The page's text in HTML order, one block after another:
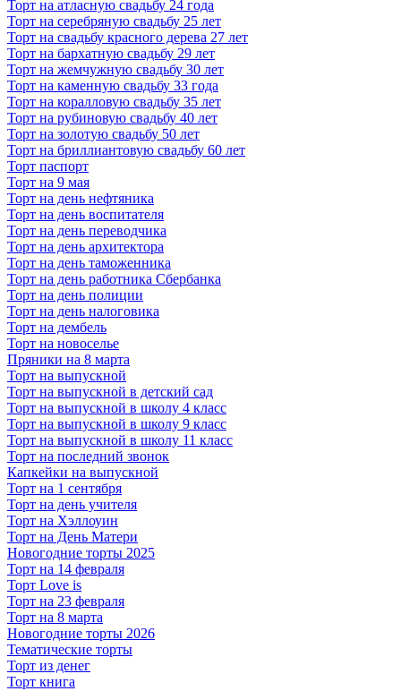
Торт на атласную свадьбу 24 года
Торт на серебряную свадьбу 25 лет
Торт на свадьбу красного дерева 27 лет
Торт на бархатную свадьбу 29 лет
Торт на жемчужную свадьбу 30 лет
Торт на каменную свадьбу 33 года
Торт на коралловую свадьбу 35 лет
Торт на рубиновую свадьбу 40 лет
Торт на золотую свадьбу 50 лет
Торт на бриллиантовую свадьбу 60 лет
Торт паспорт
Торт на 9 мая
Торт на день нефтяника
Торт на день воспитателя
Торт на день переводчика
Торт на день архитектора
Торт на день таможенника
Торт на день работника Сбербанка
Торт на день полиции
Торт на день налоговика
Торт на дембель
Торт на новоселье
Пряники на 8 марта
Торт на выпускной
Торт на выпускной в детский сад
Торт на выпускной в школу 4 класс
Торт на выпускной в школу 9 класс
Торт на выпускной в школу 11 класс
Торт на последний звонок
Капкейки на выпускной
Торт на 1 сентября
Торт на день учителя
Торт на Хэллоуин
Торт на День Матери
Новогодние торты 2025
Торт на 14 февраля
Торт Love is
Торт на 23 февраля
Торт на 8 марта
Новогодние торты 2026
Тематические торты
Торт из денег
Торт книга